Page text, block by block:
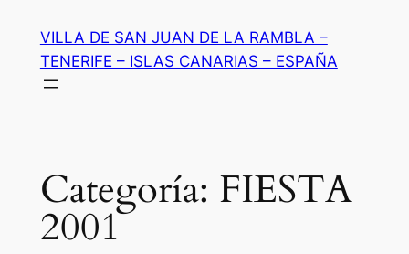
contenido
VILLA DE SAN JUAN DE LA RAMBLA –
TENERIFE – ISLAS CANARIAS – ESPAÑA
Categoría: FIESTA
2001